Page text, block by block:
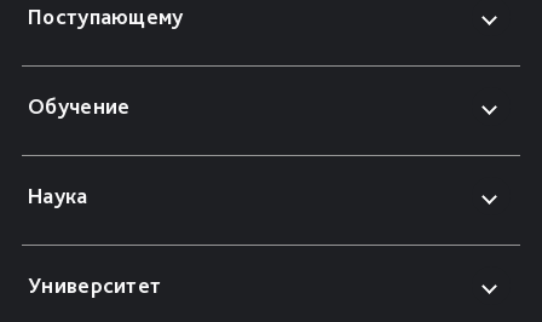
Поступающему
Обучение
Наука
Университет